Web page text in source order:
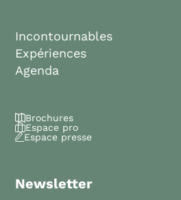
Incontournables
Expériences
Agenda
Brochures
Espace pro
Espace presse
Newsletter